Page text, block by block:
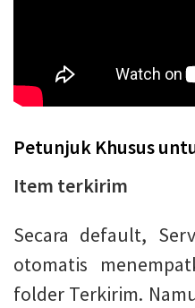
Petunjuk Khusus
Item terkirim
Secara default,
otomatis
folder Terkirim.